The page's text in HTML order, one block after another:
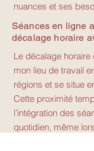
nuances et ses
Séances en ligne
décalage horaire
Le décalage horaire
mon lieu de travail
régions et se situe
Cette proximité
l’intégration des
quotidien, même